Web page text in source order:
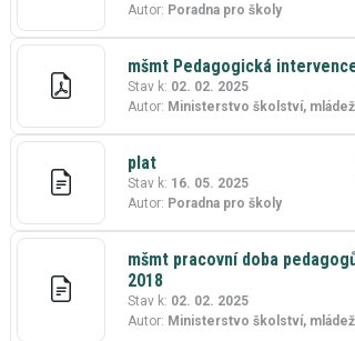
Autor: Poradna pro školy
mšmt Pedagogická
Stav k: 02. 02. 2025
Autor: Ministerstvo školství,
plat
Stav k: 16. 05. 2025
Autor: Poradna pro školy
mšmt pracovní doba
2018
Stav k: 02. 02. 2025
Autor: Ministerstvo školství,